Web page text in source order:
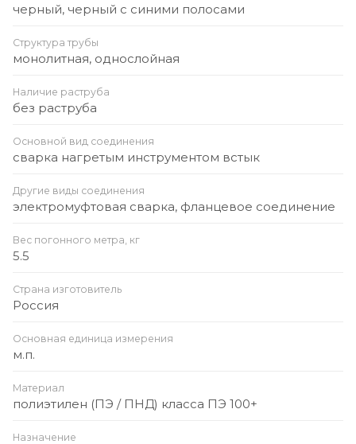
черный, черный с синими полосами
Структура трубы
монолитная, однослойная
Наличие раструба
без раструба
Основной вид соединения
сварка нагретым инструментом встык
Другие виды соединения
электромуфтовая сварка, фланцевое соединение
Вес погонного метра, кг
5.5
Страна изготовитель
Россия
Основная единица измерения
м.п.
Материал
полиэтилен (ПЭ / ПНД) класса ПЭ 100+
Назначение